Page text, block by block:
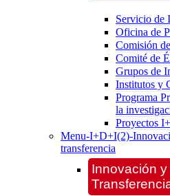
Servicio de
Oficina de
Comisión
Comité de
Grupos de
Institutos y
Programa
la
Proyectos
Menu-I+D+I(2)-
transferencia
Innovación y